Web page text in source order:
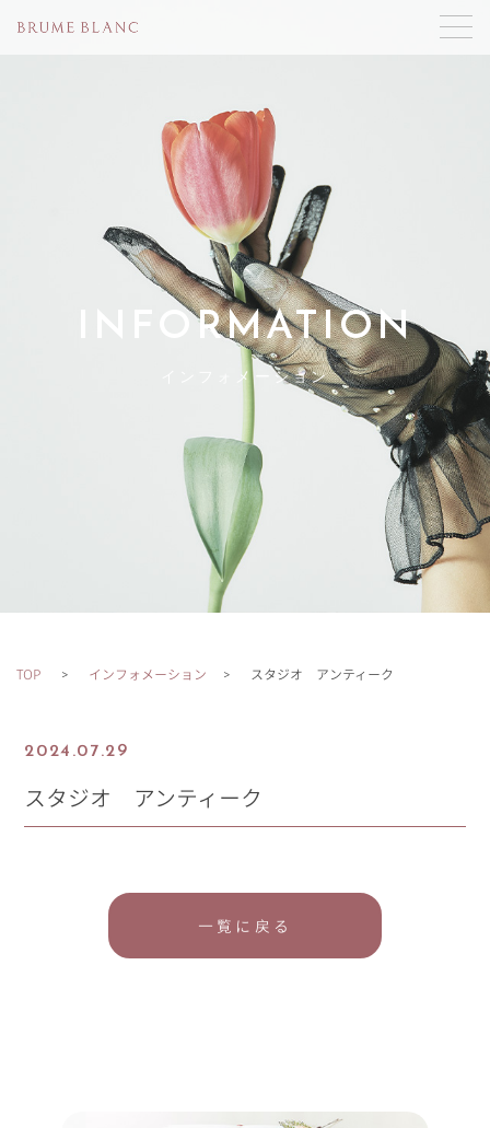
INFORMATION
インフォメーション
TOP インフォメーション スタジオ アンティーク
2024.07.29
スタジオ アンティーク
一覧に戻る